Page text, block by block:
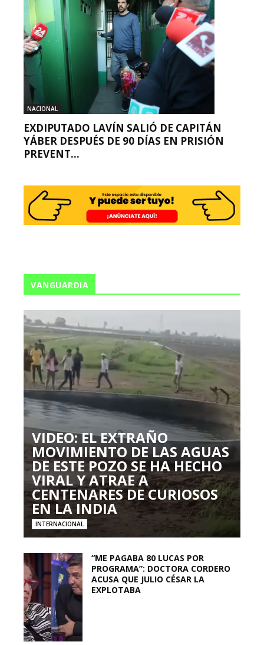
NACIONAL
EXDIPUTADO LAVÍN SALIÓ DE CAPITÁN
YÁBER DESPUÉS DE 90 DÍAS EN PRISIÓN
PREVENT...
VANGUARDIA
VIDEO: EL EXTRAÑO
MOVIMIENTO DE LAS AGUAS
DE ESTE POZO SE HA HECHO
VIRAL Y ATRAE A
CENTENARES DE CURIOSOS
EN LA INDIA
INTERNACIONAL
“ME PAGABA 80 LUCAS POR
PROGRAMA”: DOCTORA CORDERO
ACUSA QUE JULIO CÉSAR LA
EXPLOTABA